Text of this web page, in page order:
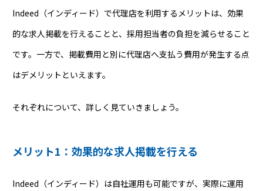
Indeed（インディード）で代理店を利用するメリットは、効果
的な求人掲載を行えることと、採用担当者の負担を減らせること
です。一方で、掲載費用と別に代理店へ支払う費用が発生する点
はデメリットといえます。
それぞれについて、詳しく見ていきましょう。
メリット1：効果的な求人掲載を行える
Indeed（インディード）は自社運用も可能ですが、実際に運用